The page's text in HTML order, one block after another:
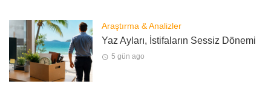
Araştırma & Analizler
Yaz Ayları, İstifaların Sessiz Dönemi
5 gün ago